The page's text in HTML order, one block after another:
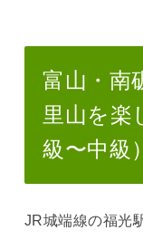
富山・
里山を楽
級〜中級）
JR城端線の福光